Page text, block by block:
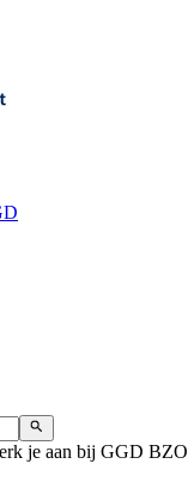
je aan bij GGD BZO